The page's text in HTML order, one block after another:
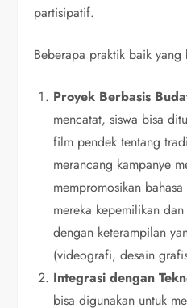
partisipatif.
Beberapa praktik baik yang
Proyek Berbasis
mencatat, siswa bisa
film pendek tentang
merancang kampanye
mempromosikan
mereka kepemilikan
dengan keterampilan
(videografi, desain
Integrasi dengan
bisa digunakan untuk